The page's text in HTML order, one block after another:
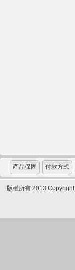
產品保固 付款方式
版權所有 2013 Copyright